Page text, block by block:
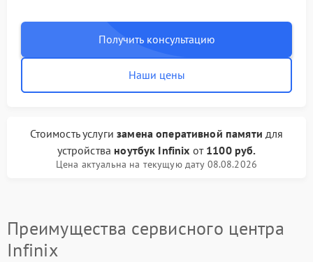
Получить консультацию
Наши цены
Стоимость услугизамена оперативной памяти для
устройства ноутбук Infinix от 1100 руб.
Цена актуальна на текущую дату 08.08.2026
Преимущества сервисного центра
Infinix